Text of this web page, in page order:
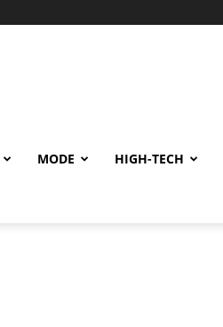
MODE HIGH-TECH